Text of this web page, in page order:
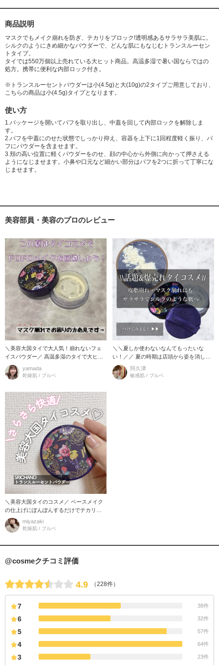
商品説明
マスクでもメイク崩れを防ぎ、テカリをブロック!透明感あるサラサラ美肌に。
シルクのようにきめ細かなパウダーで、どんな肌にもなじむトランスルーセン
トタイプ。
タイでは550万個以上売れている大ヒット商品。高温多湿で暑い国ならではの
処方。携帯に便利な内部ロック付き。
※トランスルーセントパウダーは小(4.5g)と大(10g)の2タイプご用意しており、
こちらの商品は小(4.5g)タイプとなります。
使い方
1.パッケージを開いてパフを取り出し、中蓋を回して内部ロックを解除しま
す。
2.パフを中蓋にのせた状態でしっかり抑え、容器を上下に1回程度軽く振り、パ
フにパウダーを含ませます。
3.頬の高い位置に軽くパウダーをのせ、顔の中心から外側に向かって押さえる
ようになじませます。小鼻や口元など細かい部分はパフを2つに折って丁寧にな
じませます。
美容部員・美容のプロのレビュー
＼美容大国タイで大人気！崩れないフェ
イスパウダー／ 高温多湿のタイで大ヒッ
トの国民的フェイスパウダー。 皮脂や湿
気に強い処方で、崩れ知ら
yamada
乾燥肌 / ブルベ
＼＼夏しか使わないなんてもったいな
い！／／ 夏の時期は店頭から姿を消して
しまったこちらのフェイスパウダー！ 少
し黄味がかったサラサラなパウ
阿久津
敏感肌 / ブルベ
＼美容大国タイのコスメ／ ベースメイク
の仕上げにぽんぽんするだけでテカリも
毛穴もさよなら出来ちゃうフェイスパウ
ダー！ 時間が経っても崩れ
miyazaki
乾燥肌 / ブルベ
@cosmeクチコミ評価
4.9 （228件）
7 38件
6 32件
5 57件
4 64件
3 23件